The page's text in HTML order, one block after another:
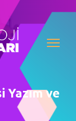
Yazım ve